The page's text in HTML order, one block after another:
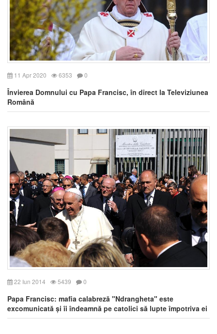
11 Apr 2020 6353 0
Învierea Domnului cu Papa Francisc, în direct la Televiziunea
Română
22 Iun 2014 5439 0
Papa Francisc: mafia calabreză "Ndrangheta" este
excomunicată și îi îndeamnă pe catolici să lupte împotriva ei